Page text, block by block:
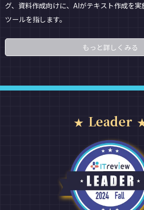
グ、資料作成向けに、AIがテキスト作成を
ツールを指します。
もっと詳しくみる
Leader